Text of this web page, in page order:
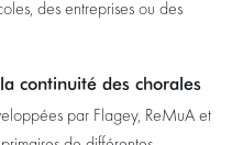
des entreprises ou des
continuité des chorales
par Flagey, ReMuA et